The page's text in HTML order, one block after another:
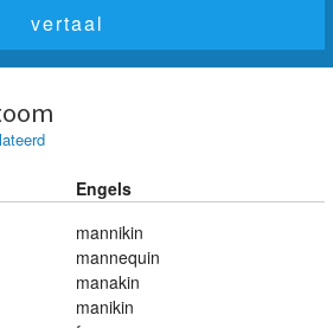
Engels
mannikin
mannequin
manakin
manikin